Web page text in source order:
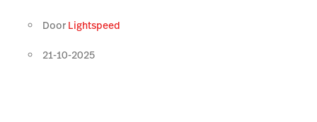
Door Lightspeed
21-10-2025